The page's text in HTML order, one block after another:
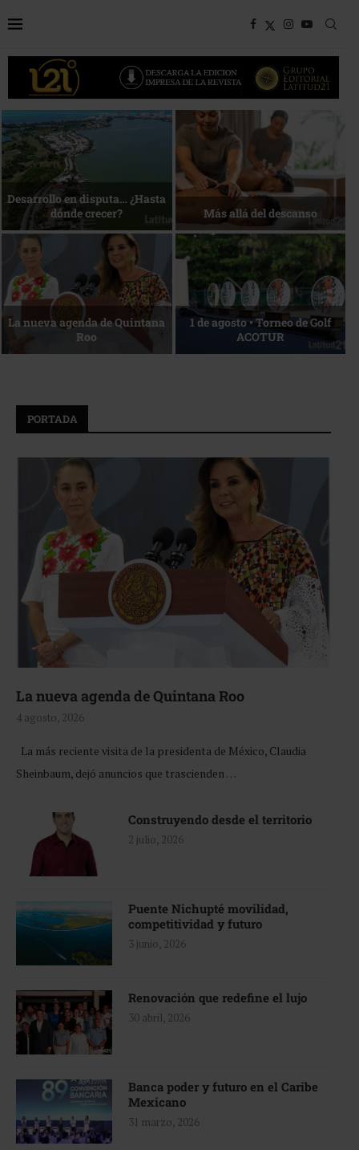
Bottega, un viaje servido a la
mesa
Energía que Impulsa la
competitividad
Reconocimiento de viajeros La esencia del servicio
PORTADA
La nueva agenda de Quintana Roo
4 agosto, 2026
La más reciente visita de la presidenta de México, Claudia
Sheinbaum, dejó anuncios que trascienden …
Construyendo desde el territorio
2 julio, 2026
Puente Nichupté movilidad,
competitividad y futuro
3 junio, 2026
Renovación que redefine el lujo
30 abril, 2026
Banca poder y futuro en el Caribe
Mexicano
31 marzo, 2026